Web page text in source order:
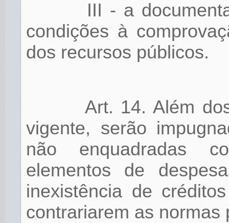
III - a
condições à
dos recursos públicos.
Art. 14. Além
vigente, serão
não enquadradas
elementos de
inexistência de
contrariarem as normas